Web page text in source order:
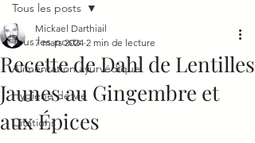
Tous les posts
Alimentation ayurvédique
Hygiène de vie
Citations
Tous les posts
Recette de Dahl de Lentilles
Jaunes au Gingembre et
aux Épices
Mickael Darthiail
7 mars 2024 2 min de lecture